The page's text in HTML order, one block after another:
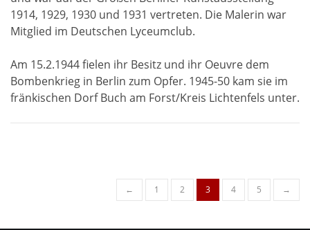
1914, 1929, 1930 und 1931 vertreten. Die Malerin war
Mitglied im Deutschen Lyceumclub.
Am 15.2.1944 fielen ihr Besitz und ihr Oeuvre dem
Bombenkrieg in Berlin zum Opfer. 1945-50 kam sie im
fränkischen Dorf Buch am Forst/Kreis Lichtenfels unter.
← 1 2 3 4 5 →